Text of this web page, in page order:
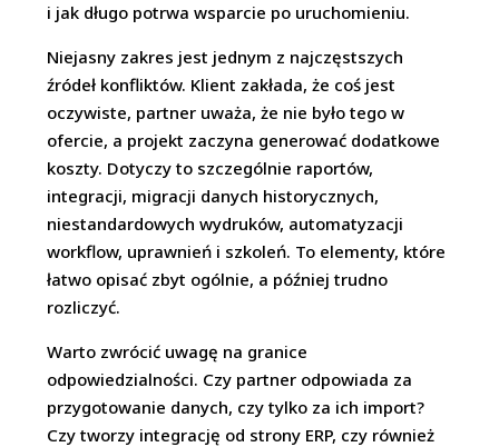
i jak długo potrwa wsparcie po uruchomieniu.
Niejasny zakres jest jednym z najczęstszych
źródeł konfliktów. Klient zakłada, że coś jest
oczywiste, partner uważa, że nie było tego w
ofercie, a projekt zaczyna generować dodatkowe
koszty. Dotyczy to szczególnie raportów,
integracji, migracji danych historycznych,
niestandardowych wydruków, automatyzacji
workflow, uprawnień i szkoleń. To elementy, które
łatwo opisać zbyt ogólnie, a później trudno
rozliczyć.
Warto zwrócić uwagę na granice
odpowiedzialności. Czy partner odpowiada za
przygotowanie danych, czy tylko za ich import?
Czy tworzy integrację od strony ERP, czy również